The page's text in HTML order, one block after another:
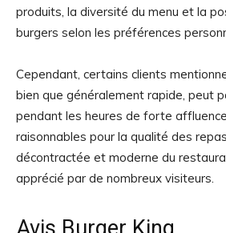
produits, la diversité du menu et la
burgers selon les préférences
Cependant, certains clients
bien que généralement rapide, peut
pendant les heures de forte
raisonnables pour la qualité des
décontractée et moderne du
apprécié par de nombreux visiteurs.